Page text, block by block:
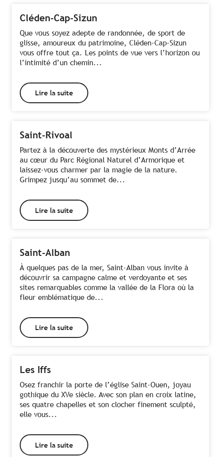
Cléden-Cap-Sizun
Que vous soyez adepte de randonnée, de sport de
glisse, amoureux du patrimoine, Cléden-Cap-Sizun
vous offre tout ça. Les points de vue vers l’horizon ou
l’intimité d’un chemin...
Lire la suite
Saint-Rivoal
Partez à la découverte des mystérieux Monts d’Arrée
au cœur du Parc Régional Naturel d’Armorique et
laissez-vous charmer par la magie de la nature.
Grimpez jusqu’au sommet de...
Lire la suite
Saint-Alban
À quelques pas de la mer, Saint-Alban vous invite à
découvrir sa campagne calme et verdoyante et ses
sites remarquables comme la vallée de la Flora où la
fleur emblématique de...
Lire la suite
Les Iffs
Osez franchir la porte de l’église Saint-Ouen, joyau
gothique du XVe siècle. Avec son plan en croix latine,
ses quatre chapelles et son clocher finement sculpté,
elle vous...
Lire la suite